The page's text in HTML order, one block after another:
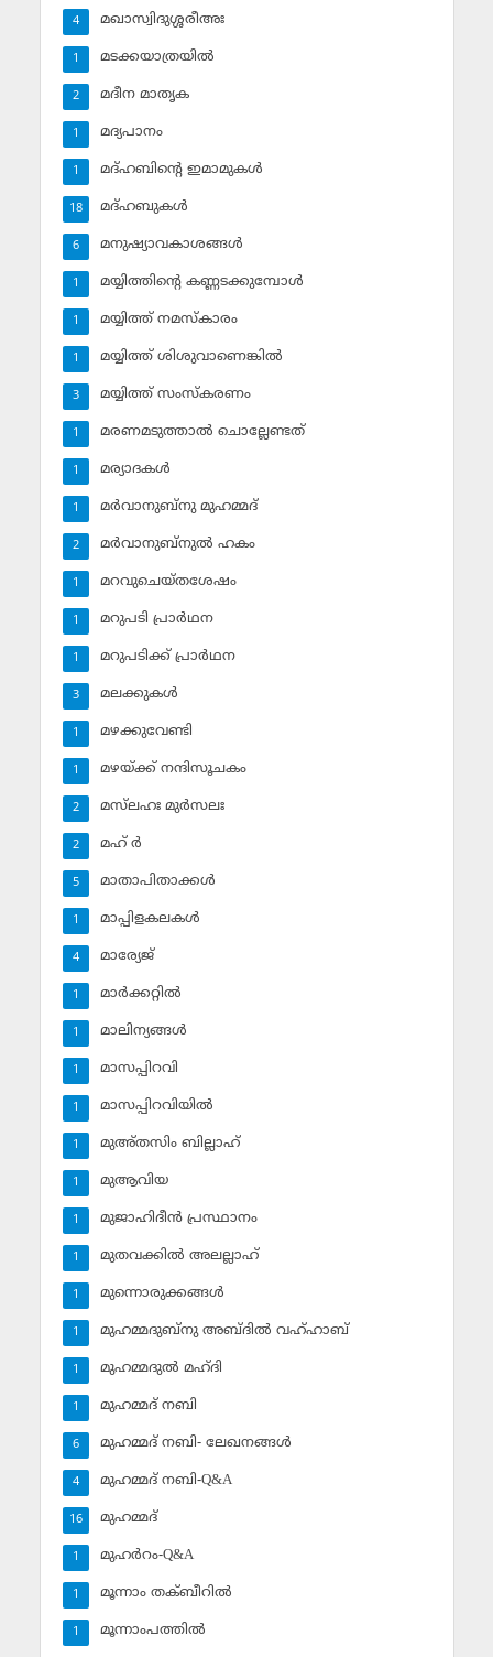
മഖാസ്വിദുശ്ശരീഅഃ
4
മടക്കയാത്രയില്‍
1
മദീന മാതൃക
2
മദ്യപാനം
1
മദ്ഹബിന്റെ ഇമാമുകള്‍
1
മദ്ഹബുകള്‍
18
മനുഷ്യാവകാശങ്ങള്‍
6
മയ്യിത്തിന്റെ കണ്ണടക്കുമ്പോള്‍
1
മയ്യിത്ത് നമസ്‌കാരം
1
മയ്യിത്ത് ശിശുവാണെങ്കില്‍
1
മയ്യിത്ത് സംസ്‌കരണം
3
മരണമടുത്താല്‍ ചൊല്ലേണ്ടത്
1
മര്യാദകള്‍
1
മര്‍വാനുബ്‌നു മുഹമ്മദ്
1
മര്‍വാനുബ്‌നുല്‍ ഹകം
2
മറവുചെയ്തശേഷം
1
മറുപടി പ്രാര്‍ഥന
1
മറുപടിക്ക് പ്രാര്‍ഥന
1
മലക്കുകള്‍
3
മഴക്കുവേണ്ടി
1
മഴയ്ക്ക് നന്ദിസൂചകം
1
മസ്‌ലഹഃ മുര്‍സലഃ
2
മഹ് ര്‍
2
മാതാപിതാക്കള്‍
5
മാപ്പിളകലകള്‍
1
മാര്യേജ്
4
മാര്‍ക്കറ്റില്‍
1
മാലിന്യങ്ങള്‍
1
മാസപ്പിറവി
1
മാസപ്പിറവിയില്‍
1
മുഅ്തസിം ബില്ലാഹ്
1
മുആവിയ
1
മുജാഹിദീന്‍ പ്രസ്ഥാനം
1
മുതവക്കില്‍ അലല്ലാഹ്
1
മുന്നൊരുക്കങ്ങള്‍
1
മുഹമ്മദുബ്‌നു അബ്ദില്‍ വഹ്ഹാബ്
1
മുഹമ്മദുല്‍ മഹ്ദി
1
മുഹമ്മദ് നബി
1
മുഹമ്മദ് നബി- ലേഖനങ്ങള്‍
6
മുഹമ്മദ് നബി-Q&A
4
മുഹമ്മദ്‌
16
മുഹര്‍റം-Q&A
1
മൂന്നാം തക്ബീറില്‍
1
മൂന്നാംപത്തില്‍
1